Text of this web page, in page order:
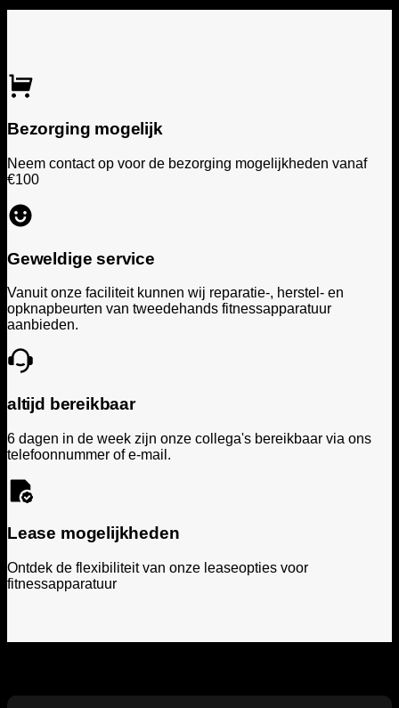
Bezorging mogelijk
Neem contact op voor de bezorging mogelijkheden vanaf
€100
Geweldige service
Vanuit onze faciliteit kunnen wij reparatie-, herstel- en
opknapbeurten van tweedehands fitnessapparatuur
aanbieden.
altijd bereikbaar
6 dagen in de week zijn onze collega's bereikbaar via ons
telefoonnummer of e-mail.
Lease mogelijkheden
Ontdek de flexibiliteit van onze leaseopties voor
fitnessapparatuur